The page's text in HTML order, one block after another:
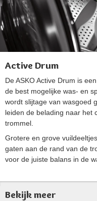
Active Drum
De ASKO Active Drum is
de best mogelijke was- en
wordt slijtage van wasgoed
leiden de belading naar het
trommel.
Grotere en grove
gaten aan de rand van de
voor de juiste balans in de
Bekijk meer